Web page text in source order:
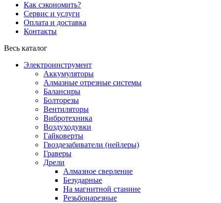
Как сэкономить?
Сервис и услуги
Оплата и доставка
Контакты
Весь каталог
Электроинструмент
Аккумуляторы
Алмазные отрезные системы
Балансиры
Болторезы
Вентиляторы
Вибротехника
Воздуходувки
Гайковерты
Гвоздезабиватели (нейлеры)
Граверы
Дрели
Алмазное сверление
Безударные
На магнитной станине
Резьбонарезные